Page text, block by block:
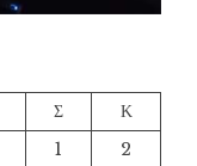
Σ
Κ
1
2